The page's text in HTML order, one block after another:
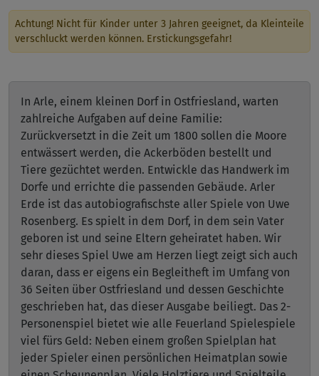
Achtung! Nicht für Kinder unter 3 Jahren geeignet, da Kleinteile
verschluckt werden können. Erstickungsgefahr!
In Arle, einem kleinen Dorf in Ostfriesland, warten
zahlreiche Aufgaben auf deine Familie:
Zurückversetzt in die Zeit um 1800 sollen die Moore
entwässert werden, die Ackerböden bestellt und
Tiere gezüchtet werden. Entwickle das Handwerk im
Dorfe und errichte die passenden Gebäude. Arler
Erde ist das autobiografischste aller Spiele von Uwe
Rosenberg. Es spielt in dem Dorf, in dem sein Vater
geboren ist und seine Eltern geheiratet haben. Wir
sehr dieses Spiel Uwe am Herzen liegt zeigt sich auch
daran, dass er eigens ein Begleitheft im Umfang von
36 Seiten über Ostfriesland und dessen Geschichte
geschrieben hat, das dieser Ausgabe beiliegt. Das 2-
Personenspiel bietet wie alle Feuerland Spielespiele
viel fürs Geld: Neben einem großen Spielplan hat
jeder Spieler einen persönlichen Heimatplan sowie